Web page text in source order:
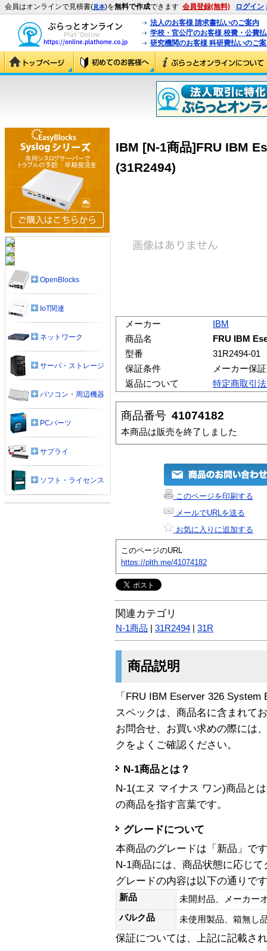
会員はオンラインで見積書(見本)を無料で作成できます 会員登録(無料) ログイン
法人のお客様 請求書払いのご案内
学校・官公庁のお客様 校費・公費
研究機関のお客様 科研費払いのご
IBM [N-1商品]FRU IBM
(31R2494)
メーカー
IBM
商品名
FRU IBM
型番
31R2494-01
保証条件
メーカー保証
返品について
特定商取引
商品番号 41074182
本商品は販売を終了しました
このページを印刷する
メールでURLを送る
お気に入りに追加する
このページのURL
https://plth.me/41074182
関連カテゴリ
N-1商品 31R2494 31R
商品説明
「FRU IBM Eserver 326
スペックは、商品名に含まれて
お問合せ、お買い求めの際には
クをよくご確認ください。
N-1商品とは？
N-1(エヌ マイナス ワン)商品と
の商品を指す言葉です。
グレードについて
本商品のグレードは「新品」です
N-1商品には、商品状態に応じ
グレードの内容は以下の通りで
新品
未開封品、メーカー
バルク品
未使用製品、箱無
保証については、上記に記載さ
OpenBlocks
IoT関連
ネットワーク
サーバ・ストレージ
パソコン・周辺機器
PCパーツ
サプライ
ソフト・ライセンス